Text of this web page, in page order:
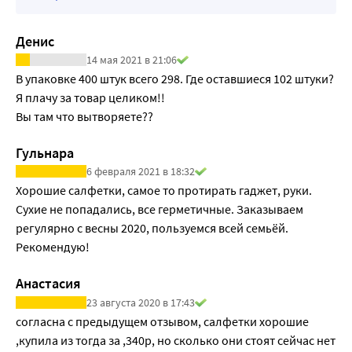
Денис
14 мая 2021 в 21:06
В упаковке 400 штук всего 298. Где оставшиеся 102 штуки?
Я плачу за товар целиком!!
Вы там что вытворяете??
Гульнара
6 февраля 2021 в 18:32
Хорошие салфетки, самое то протирать гаджет, руки.
Сухие не попадались, все герметичные. Заказываем
регулярно с весны 2020, пользуемся всей семьёй.
Рекомендую!
Анастасия
23 августа 2020 в 17:43
согласна с предыдущем отзывом, салфетки хорошие
,купила из тогда за ,340р, но сколько они стоят сейчас нет